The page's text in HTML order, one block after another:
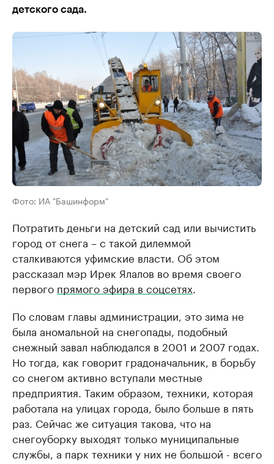
детского сада.
Фото: ИА "Башинформ"
Потратить деньги на детский сад или вычистить
город от снега – с такой дилеммой
сталкиваются уфимские власти. Об этом
рассказал мэр Ирек Ялалов во время своего
первого прямого эфира в соцсетях.
По словам главы администрации, это зима не
была аномальной на снегопады, подобный
снежный завал наблюдался в 2001 и 2007 годах.
Но тогда, как говорит градоначальник, в борьбу
со снегом активно вступали местные
предприятия. Таким образом, техники, которая
работала на улицах города, было больше в пять
раз. Сейчас же ситуация такова, что на
снегоуборку выходят только муниципальные
службы, а парк техники у них не большой - всего